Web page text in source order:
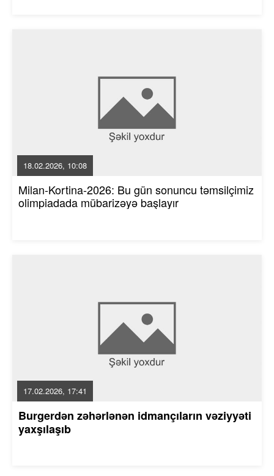
18.02.2026, 10:08
Milan-Kortina-2026: Bu gün sonuncu təmsilçimiz
olimpiadada mübarizəyə başlayır
17.02.2026, 17:41
Burgerdən zəhərlənən idmançıların vəziyyəti
yaxşılaşıb